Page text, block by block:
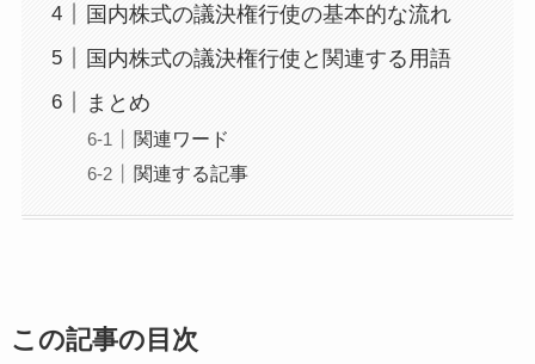
国内株式の議決権行使の基本的な流れ
国内株式の議決権行使と関連する用語
まとめ
関連ワード
関連する記事
この記事の目次